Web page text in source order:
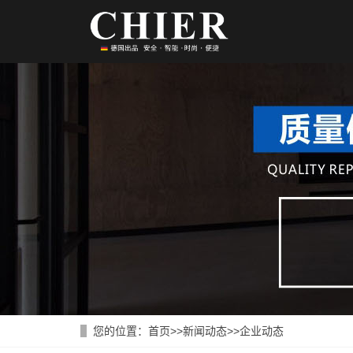
您的位置： 首页>>新闻动态>>企业动态